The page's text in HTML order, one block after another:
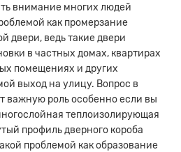
внимание многих людей
как промерзание
двери, ведь такие двери
в частных домах, квартирах
помещениях и других
выход на улицу. Вопрос в
важную роль особенно если вы
теплоизолирующая
профиль дверного короба
проблемой как образование